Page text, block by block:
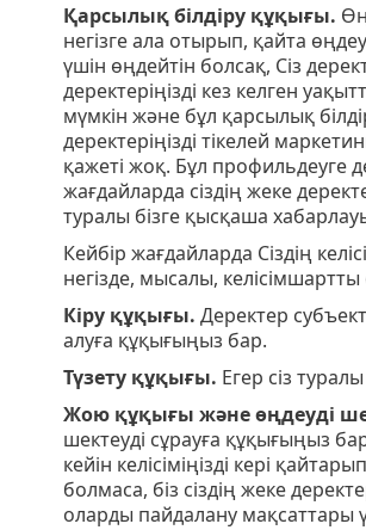
Қарсылық білдіру құқығы.
негізге ала отырып, қайта
үшін өңдейтін болсақ, Сіз
деректеріңізді кез келген
мүмкін және бұл қарсылық
деректеріңізді тікелей
қажеті жоқ. Бұл профильдеуге
жағдайларда сіздің жеке
туралы бізге қысқаша
Кейбір жағдайларда Сіздің
негізде, мысалы,
Кіру құқығы. Деректер
алуға құқығыңыз бар.
Түзету құқығы. Егер сіз
Жою құқығы және өңдеуді
шектеуді сұрауға құқығыңыз
кейін келісіміңізді кері
болмаса, біз сіздің жеке
оларды пайдалану мақсаттары